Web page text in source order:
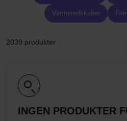
Varmeredskaber
2039 produkter
INGEN PRODUKTER